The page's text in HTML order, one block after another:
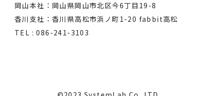
岡山本社：岡山県岡山市北区今6丁目19-8
香川支社：香川県高松市浜ノ町1-20 fabbit高松
TEL : 086-241-3103